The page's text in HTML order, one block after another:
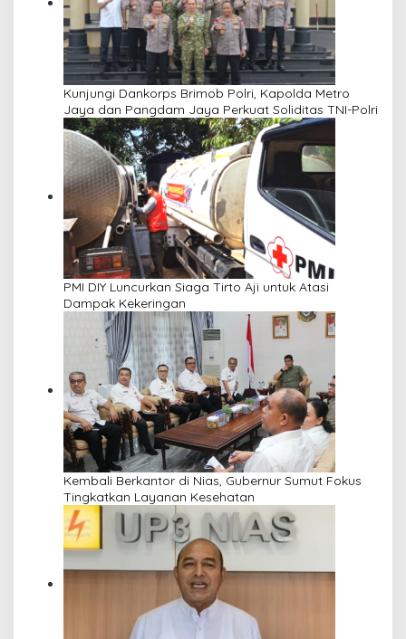
Kunjungi Dankorps Brimob Polri, Kapolda Metro
Jaya dan Pangdam Jaya Perkuat Soliditas TNI-Polri
PMI DIY Luncurkan Siaga Tirto Aji untuk Atasi
Dampak Kekeringan
Kembali Berkantor di Nias, Gubernur Sumut Fokus
Tingkatkan Layanan Kesehatan